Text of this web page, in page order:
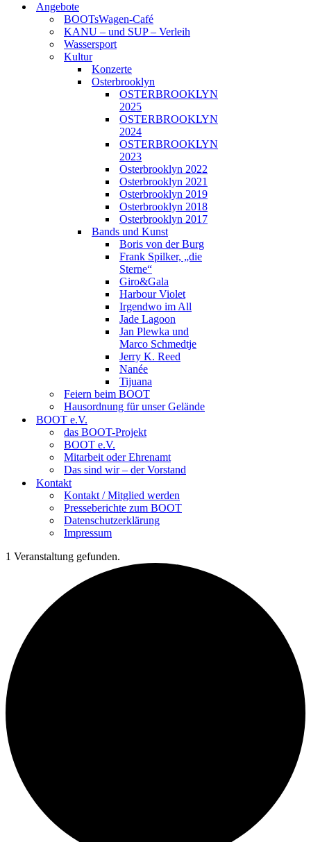
Angebote
BOOTsWagen-Café
KANU – und SUP – Verleih
Wassersport
Kultur
Konzerte
Osterbrooklyn
OSTERBROOKLYN
2025
OSTERBROOKLYN
2024
OSTERBROOKLYN
2023
Osterbrooklyn 2022
Osterbrooklyn 2021
Osterbrooklyn 2019
Osterbrooklyn 2018
Osterbrooklyn 2017
Bands und Kunst
Boris von der Burg
Frank Spilker, „die
Sterne“
Giro&Gala
Harbour Violet
Irgendwo im All
Jade Lagoon
Jan Plewka und
Marco Schmedtje
Jerry K. Reed
Nanée
Tijuana
Feiern beim BOOT
Hausordnung für unser Gelände
BOOT e.V.
das BOOT-Projekt
BOOT e.V.
Mitarbeit oder Ehrenamt
Das sind wir – der Vorstand
Kontakt
Kontakt / Mitglied werden
Presseberichte zum BOOT
Datenschutzerklärung
Impressum
1 Veranstaltung gefunden.